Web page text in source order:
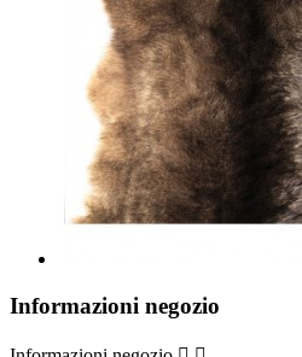
Informazioni negozio